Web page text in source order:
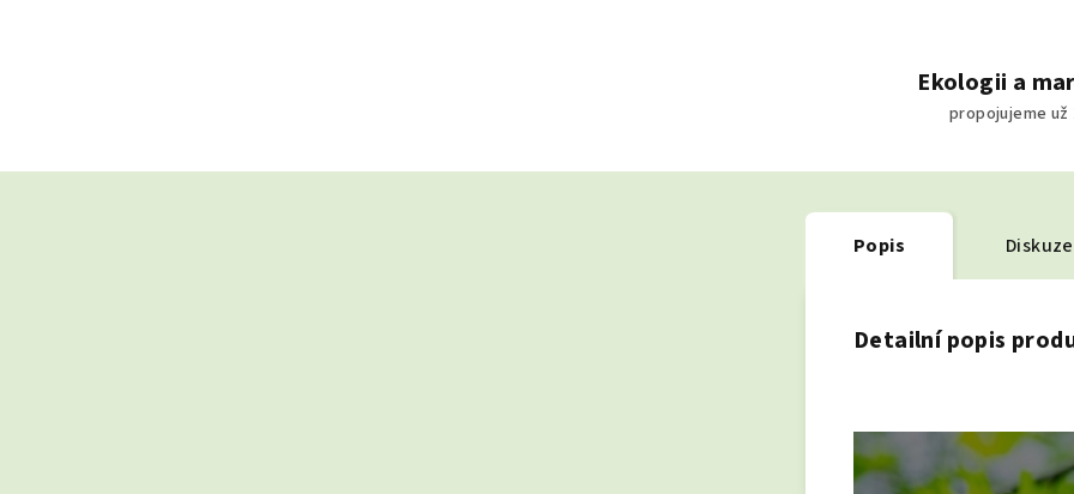
Ekologii a
propojujeme už
Popis Diskuze
Detailní popis